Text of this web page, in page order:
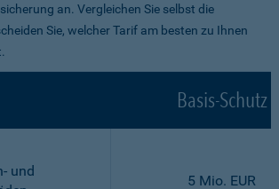
an. Vergleichen Sie selbst die
Sie, welcher Tarif am besten zu Ihnen
Basis-Schutz
und
5 Mio. EUR